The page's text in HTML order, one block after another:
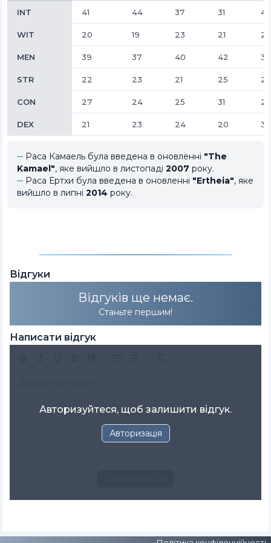
INT 41 44 37 31 43
WIT 20 19 23 21 22
MEN 39 37 40 42 37
STR 22 23 21 25 23
CON 27 24 25 31 24
DEX 21 23 24 20 34
Раса Камаель була введена в оновленні "The
Kamael", яке вийшло в листопаді 2007 року.
Раса Ертхи була введена в оновленні "Ertheia", яке
вийшло в липні 2014 року.
Відгуки
Відгуків ще немає.
Станьте першим!
Написати відгук
Авторизуйтеся, щоб залишити відгук.
Авторизація